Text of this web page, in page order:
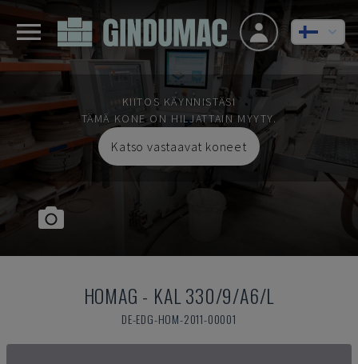
KIITOS KÄYNNISTÄSI
TÄMÄ KONE ON HILJATTAIN MYYTY.
Katso vastaavat koneet
HOMAG - KAL 330/9/A6/L
DE-EDG-HOM-2011-00001